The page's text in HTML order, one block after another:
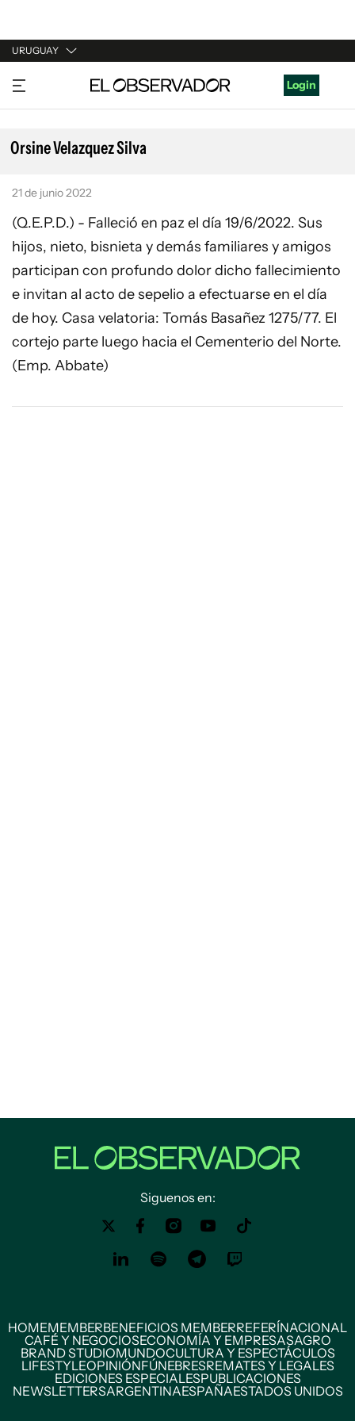
URUGUAY
URUGUAY
ARGENTINA
ESPAÑA
Login
Orsine Velazquez Silva
21 de junio 2022
(Q.E.P.D.) - Falleció en paz el día 19/6/2022. Sus
hijos, nieto, bisnieta y demás familiares y amigos
participan con profundo dolor dicho fallecimiento
e invitan al acto de sepelio a efectuarse en el día
de hoy. Casa velatoria: Tomás Basañez 1275/77. El
cortejo parte luego hacia el Cementerio del Norte.
(Emp. Abbate)
Siguenos en:
HOMEMEMBERBENEFICIOS MEMBERREFERÍNACIONAL
CAFÉ Y NEGOCIOSECONOMÍA Y EMPRESASAGRO
BRAND STUDIOMUNDOCULTURA Y ESPECTÁCULOS
LIFESTYLEOPINIÓNFÚNEBRESREMATES Y LEGALES
EDICIONES ESPECIALESPUBLICACIONES
NEWSLETTERSARGENTINAESPAÑAESTADOS UNIDOS